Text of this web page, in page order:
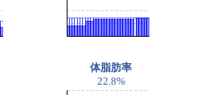
体脂肪率
22.8%